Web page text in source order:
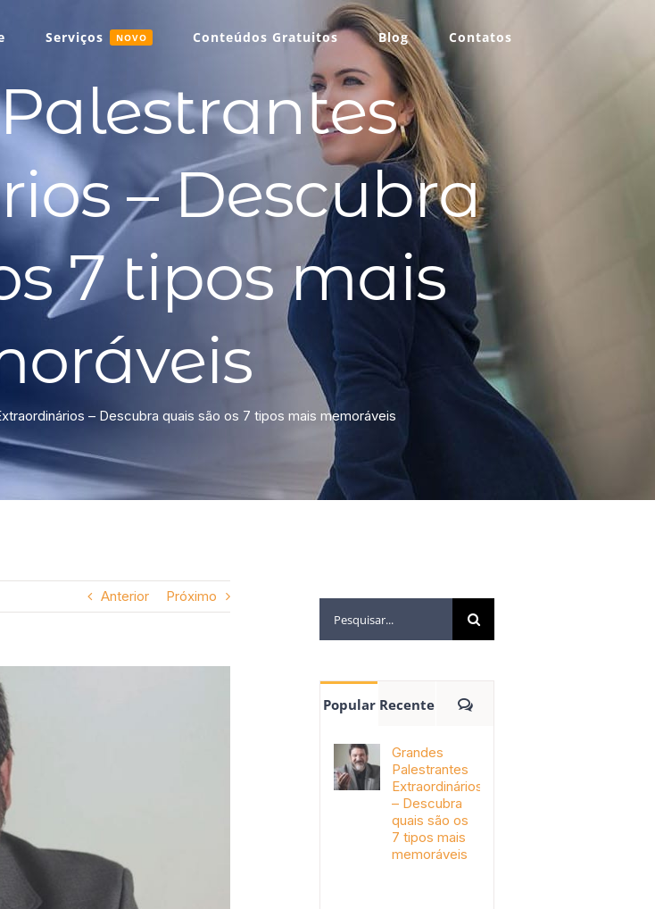
Serviços NOVO Conteúdos Gratuitos Blog Contatos
– Descubra
7 tipos mais
– Descubra quais são os 7 tipos mais memoráveis
Anterior Próximo
Popular Recente
Grandes
Palestrantes
Extraordinários
– Descubra
quais são os
7 tipos mais
memoráveis